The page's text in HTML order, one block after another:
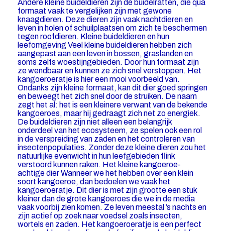
Andere kleine buideldieren zijn de buidelratten, die qua
formaat vaak te vergelijken zijn met gewone
knaagdieren. Deze dieren zijn vaak nachtdieren en
leven in holen of schuilplaatsen om zich te beschermen
tegen roofdieren. Kleine buideldieren en hun
leefomgeving Veel kleine buideldieren hebben zich
aangepast aan een leven in bossen, graslanden en
soms zelfs woestijngebieden. Door hun formaat zijn
ze wendbaar en kunnen ze zich snel verstoppen. Het
kangoeroeratje is hier een mooi voorbeeld van.
Ondanks zijn kleine formaat, kan dit dier goed springen
en beweegt het zich snel door de struiken. De naam
zegt het al: het is een kleinere verwant van de bekende
kangoeroes, maar hij gedraagt zich net zo energiek.
De buideldieren zijn niet alleen een belangrijk
onderdeel van het ecosysteem, ze spelen ook een rol
in de verspreiding van zaden en het controleren van
insectenpopulaties. Zonder deze kleine dieren zou het
natuurlijke evenwicht in hun leefgebieden flink
verstoord kunnen raken. Het kleine kangoeroe-
achtige dier Wanneer we het hebben over een klein
soort kangoeroe, dan bedoelen we vaak het
kangoeroeratje. Dit dier is met zijn grootte een stuk
kleiner dan de grote kangoeroes die we in de media
vaak voorbij zien komen. Ze leven meestal ’s nachts en
zijn actief op zoek naar voedsel zoals insecten,
wortels en zaden. Het kangoeroeratje is een perfect